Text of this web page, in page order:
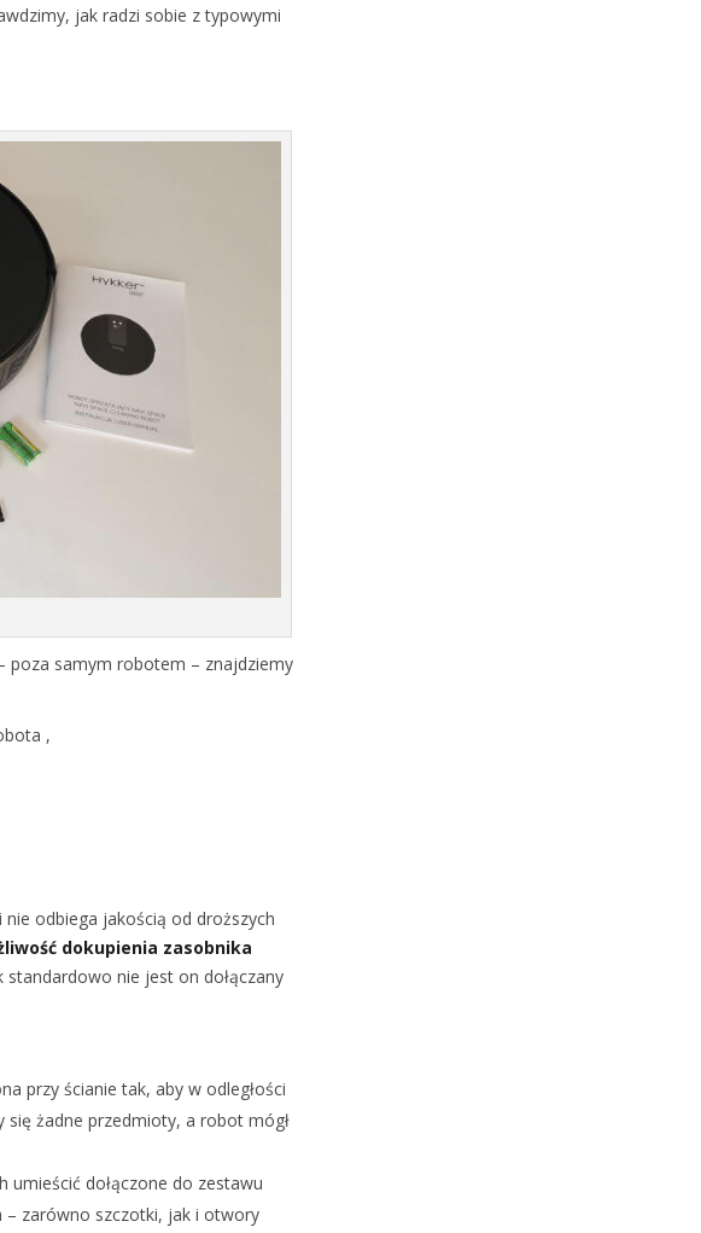
jak radzi sobie z typowymi
poza samym robotem – znajdziemy
,
odbiega jakością od droższych
dokupienia zasobnika
nie jest on dołączany
przy ścianie tak, aby w odległości
żadne przedmioty, a robot mógł
dołączone do zestawu
– zarówno szczotki, jak i otwory